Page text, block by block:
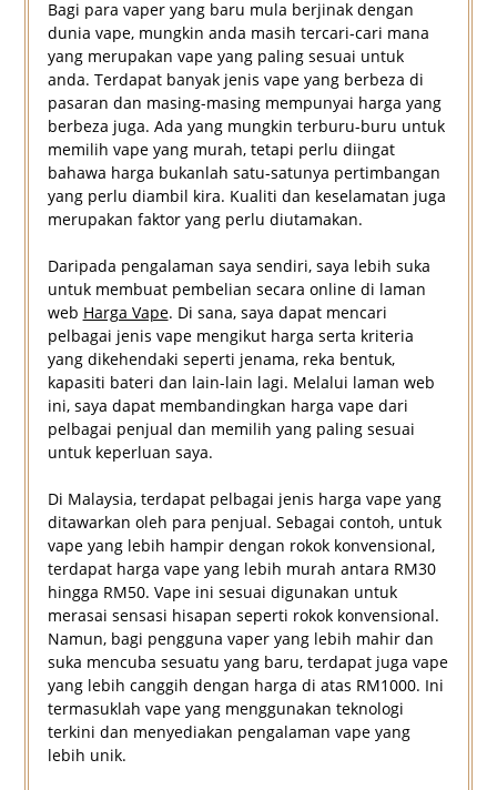
Bagi para vaper yang baru mula berjinak dengan
dunia vape, mungkin anda masih tercari-cari mana
yang merupakan vape yang paling sesuai untuk
anda. Terdapat banyak jenis vape yang berbeza di
pasaran dan masing-masing mempunyai harga yang
berbeza juga. Ada yang mungkin terburu-buru untuk
memilih vape yang murah, tetapi perlu diingat
bahawa harga bukanlah satu-satunya pertimbangan
yang perlu diambil kira. Kualiti dan keselamatan juga
merupakan faktor yang perlu diutamakan.
Daripada pengalaman saya sendiri, saya lebih suka
untuk membuat pembelian secara online di laman
web Harga Vape. Di sana, saya dapat mencari
pelbagai jenis vape mengikut harga serta kriteria
yang dikehendaki seperti jenama, reka bentuk,
kapasiti bateri dan lain-lain lagi. Melalui laman web
ini, saya dapat membandingkan harga vape dari
pelbagai penjual dan memilih yang paling sesuai
untuk keperluan saya.
Di Malaysia, terdapat pelbagai jenis harga vape yang
ditawarkan oleh para penjual. Sebagai contoh, untuk
vape yang lebih hampir dengan rokok konvensional,
terdapat harga vape yang lebih murah antara RM30
hingga RM50. Vape ini sesuai digunakan untuk
merasai sensasi hisapan seperti rokok konvensional.
Namun, bagi pengguna vaper yang lebih mahir dan
suka mencuba sesuatu yang baru, terdapat juga vape
yang lebih canggih dengan harga di atas RM1000. Ini
termasuklah vape yang menggunakan teknologi
terkini dan menyediakan pengalaman vape yang
lebih unik.